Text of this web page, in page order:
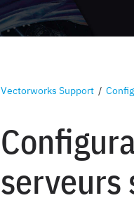
Vectorworks Support /
serveurs